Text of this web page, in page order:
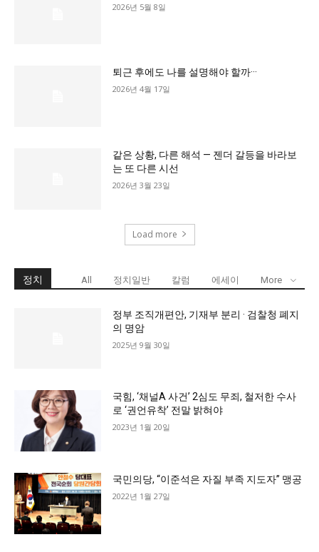
2026년 5월 8일
퇴근 후에도 나를 설명해야 할까···
2026년 4월 17일
같은 상황, 다른 해석 — 젠더 갈등을 바라보
는 또 다른 시선
2026년 3월 23일
Load more
정치 All 정치일반 칼럼 에세이 More
정부 조직개편안, 기재부 분리 · 검찰청 폐지
의 명암
2025년 9월 30일
국힘, ‘채널A 사건’ 2심도 무죄, 철저한 수사
로 ‘권언유착’ 전말 밝혀야
2023년 1월 20일
국민의당, “이준석은 자질 부족 지도자” 맹공
2022년 1월 27일